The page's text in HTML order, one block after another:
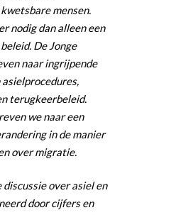
mensen.
nodig dan alleen een
De Jonge
naar ingrijpende
terugkeerbeleid.
we naar een
in de manier
over migratie.
discussie over asiel en
door cijfers en